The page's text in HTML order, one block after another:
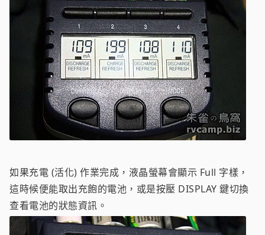
如果充電 (活化) 作業完成，液晶螢幕會顯示 Full 字樣，
這時候便能取出充飽的電池，或是按壓 DISPLAY 鍵切換
查看電池的狀態資訊。